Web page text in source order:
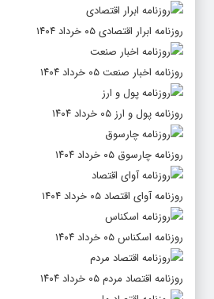
روزنامه ابرار اقتصادی ۰۵ خرداد ۱۴۰۴
روزنامه اخبار صنعت ۰۵ خرداد ۱۴۰۴
روزنامه پول و ارز ۰۵ خرداد ۱۴۰۴
روزنامه چارسوق ۰۵ خرداد ۱۴۰۴
روزنامه آوای اقتصاد ۰۵ خرداد ۱۴۰۴
روزنامه اسکناس ۰۵ خرداد ۱۴۰۴
روزنامه اقتصاد مردم ۰۵ خرداد ۱۴۰۴